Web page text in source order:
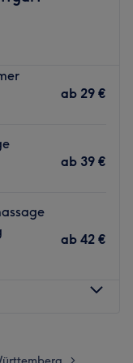
und -
Vynn.
in der Branche,
auf dem
sowie
Peelings und
Lash- und
die
ab 29 €
ab 39 €
ab 42 €
10:00
19:00
>